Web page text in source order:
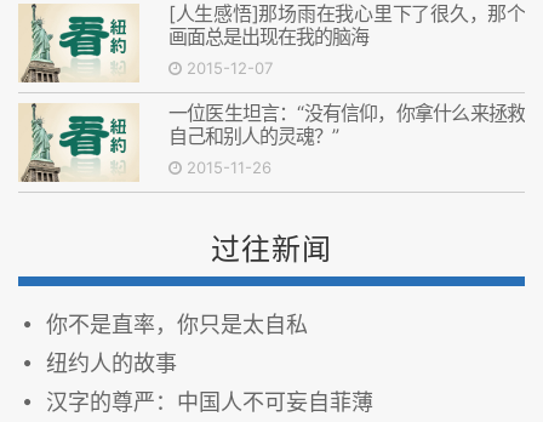
[人生感悟]那场雨在我心里下了很久，那个
画面总是出现在我的脑海
2015-12-07
一位医生坦言：“没有信仰，你拿什么来拯救
自己和别人的灵魂？”
2015-11-26
过往新闻
你不是直率，你只是太自私
纽约人的故事
汉字的尊严：中国人不可妄自菲薄